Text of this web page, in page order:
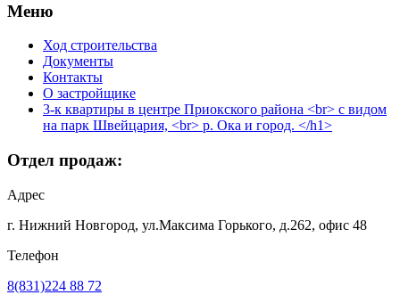
Меню
Ход строительства
Документы
Контакты
О застройщике
3-к квартиры в центре Приокского района <br> с видом
на парк Швейцария, <br> р. Ока и город. </h1>
Отдел продаж:
Адрес
г. Нижний Новгород, ул.Максима Горького, д.262, офис 48
Телефон
8(831)224 88 72